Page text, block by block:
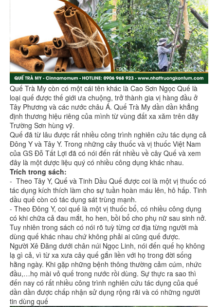
Quế Trà My còn có một cái tên khác là Cao Sơn Ngọc Quế là
loại quế được thế giới ưa chuộng, trở thành gia vị hàng đầu ở
Tây Phương và các nước châu Á. Quế Trà My dần dần khẳng
định thương hiệu riêng của mình từ vùng đất xa xăm trên dãy
Trường Sơn hùng vỹ.
Quế đã từ lâu được rất nhiều công trình nghiên cứu tác dụng cả
Đông Y và Tây Y. Trong những cây thuốc và vị thuốc Việt Nam
của GS Đỗ Tất Lợi đã có nói đến rất nhiều về cây Quế và xem
đây là một dược liệu quý có nhiều công dụng khác nhau.
Trích trong sách:
- Theo Tây Y, Quế và Tinh Dầu Quế được coi là một vị thuốc có
tác dụng kích thích làm cho sự tuần hoàn máu lên, hô hấp. Tinh
dầu quế còn có tác dụng sát trùng mạnh.
- Theo Đông Y, coi quế là một vị thuốc bổ, có nhiều công dụng
có khi chữa cả đau mắt, ho hen, bồi bổ cho phụ nữ sau sinh nở.
Tuy nhiên trong sách có nói rõ tuỳ từng cơ địa từng người mà
dùng quế khác nhau chứ không phải ai cũng quế được.
Người Xê Đăng dưới chân núi Ngọc Linh, nói đến quế họ không
lạ gì cả, vì từ xa xưa cây quế gắn liền với họ trong đời sống
hằng ngày. Khi gặp những bệnh thông thường cảm cúm, nhức
đầu,…họ mài vỏ quế trong nước rồi dùng. Sự thực ra sao thì
đến nay có rất nhiều công trình nghiên cứu tác dụng của quế
dần dần được chấp nhận sử dụng rộng rãi và có những người
tin dùng quế